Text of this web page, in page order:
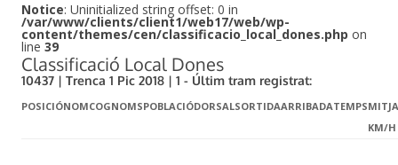
Notice: Uninitialized string offset: 0 in
/var/www/clients/client1/web17/web/wp-
content/themes/cen/classificacio_local_dones.php on
line 39
Classificació Local Dones
10437 | Trenca 1 Pic 2018 | 1 - Últim tram registrat:
POSICIÓNOMCOGNOMSPOBLACIÓDORSALSORTIDAARRIBADATEMPSMITJA
KM/H